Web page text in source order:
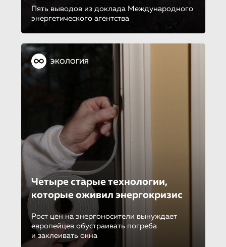
Пять выводов из доклада Международного
энергетического агентства
ЭКОЛОГИЯ
Четыре старые технологии,
которые оживил энергокризис
Рост цен на энергоносители вынуждает
европейцев обустраивать погреба
и заклеивать окна